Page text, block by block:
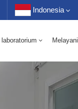
Indonesia
Français
Melayani